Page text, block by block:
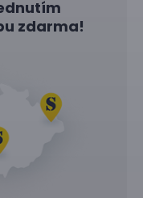
zdarma!